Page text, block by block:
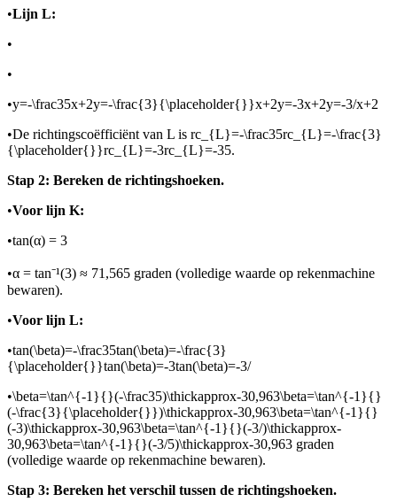
•Lijn L:
•
•
•y=-\frac35x+2y=-\frac{3}{\placeholder{}}x+2y=-3x+2y=-3/x+2
•De richtingscoëfficiënt van L is rc_{L}=-\frac35rc_{L}=-\frac{3}
{\placeholder{}}rc_{L}=-3rc_{L}=-35.
Stap 2: Bereken de richtingshoeken.
•Voor lijn K:
•tan(α) = 3
•α = tan⁻¹(3) ≈ 71,565 graden (volledige waarde op rekenmachine
bewaren).
•Voor lijn L:
•tan(\beta)=-\frac35tan(\beta)=-\frac{3}
{\placeholder{}}tan(\beta)=-3tan(\beta)=-3/
•\beta=\tan^{-1}{}(-\frac35)\thickapprox-30,963\beta=\tan^{-1}{}
(-\frac{3}{\placeholder{}})\thickapprox-30,963\beta=\tan^{-1}{}
(-3)\thickapprox-30,963\beta=\tan^{-1}{}(-3/)\thickapprox-
30,963\beta=\tan^{-1}{}(-3/5)\thickapprox-30,963 graden
(volledige waarde op rekenmachine bewaren).
Stap 3: Bereken het verschil tussen de richtingshoeken.